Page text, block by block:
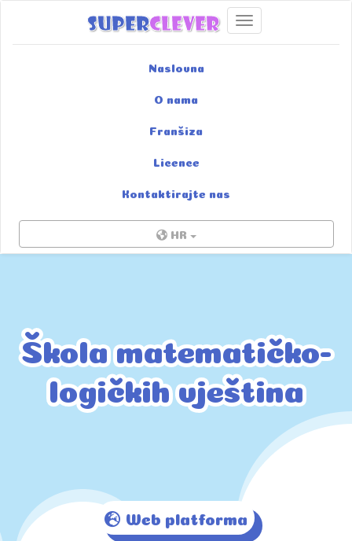
Uključi/isključi
Naslovna
O nama
Franšiza
Licence
Kontaktirajte nas
HR
Škola matematičko-
logičkih vještina
Škola matematičko-
logičkih vještina
Web platforma